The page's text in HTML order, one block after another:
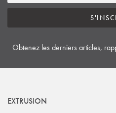
Obtenez les derniers articles,
EXTRUSION